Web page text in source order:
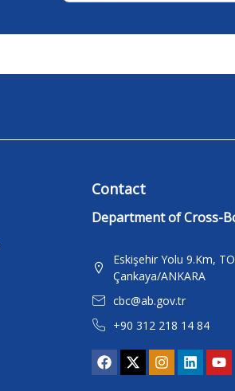
Contact
Department of Cross-
Eskişehir Yolu 9.Km,
Çankaya/ANKARA
cbc@ab.gov.tr
+90 312 218 14 84